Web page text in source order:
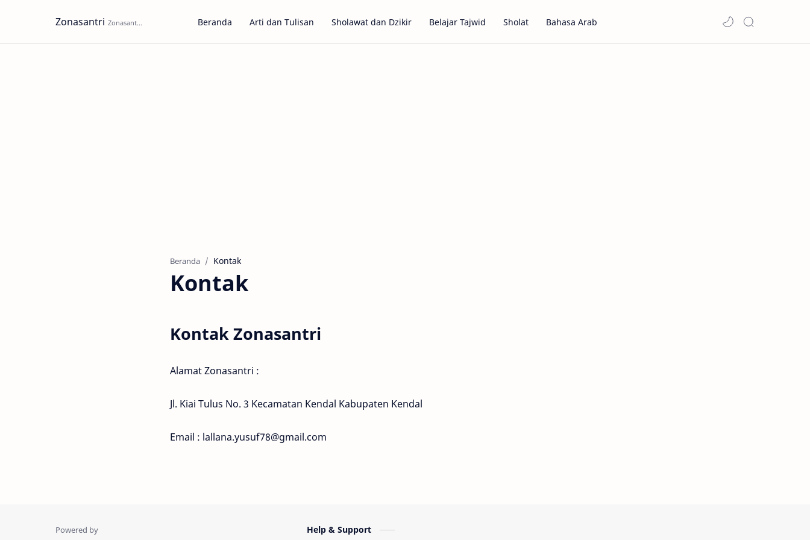
Zonasantri Beranda Arti dan Tulisan Sholawat dan Dzikir Belajar Tajwid Sholat Bahasa Arab
Beranda
Kontak
Kontak Zonasantri
Alamat Zonasantri :
Jl. Kiai Tulus No. 3 Kecamatan Kendal Kabupaten Kendal
Email : lallana.yusuf78@gmail.com
Help & Support